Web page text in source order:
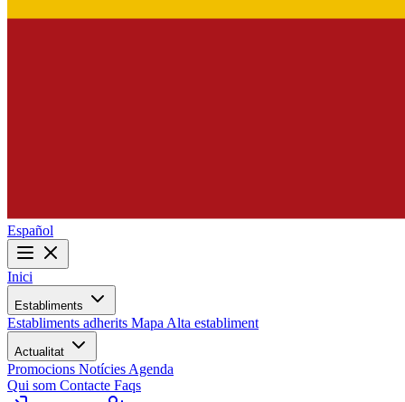
Español
Inici
Establiments
Establiments adherits Mapa Alta establiment
Actualitat
Promocions Notícies Agenda
Qui som Contacte Faqs